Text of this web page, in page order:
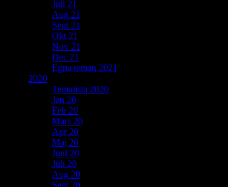
Juli 21
Aug 21
Sept 21
Okt 21
Nov 21
Dec 21
Egna teman 2021
2020
Temalista 2020
Jan 20
Feb 20
Mars 20
Apr 20
Maj 20
Juni 20
Juli 20
Aug 20
Sept 20